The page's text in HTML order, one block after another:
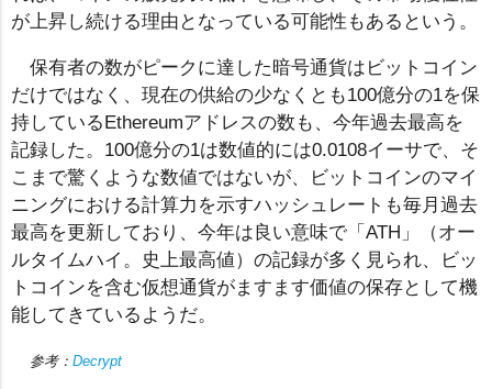
が上昇し続ける理由となっている可能性もあるという。
保有者の数がピークに達した暗号通貨はビットコイン
だけではなく、現在の供給の少なくとも100億分の1を保
持しているEthereumアドレスの数も、今年過去最高を
記録した。100億分の1は数値的には0.0108イーサで、そ
こまで驚くような数値ではないが、ビットコインのマイ
ニングにおける計算力を示すハッシュレートも毎月過去
最高を更新しており、今年は良い意味で「ATH」（オー
ルタイムハイ。史上最高値）の記録が多く見られ、ビッ
トコインを含む仮想通貨がますます価値の保存として機
能してきているようだ。
参考： Decrypt